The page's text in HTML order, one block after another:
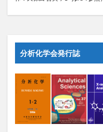
分析化学会発行誌